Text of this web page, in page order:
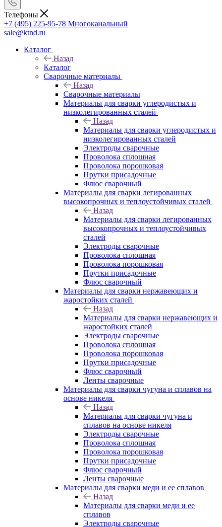
Телефоны
+7 (495) 225-95-78 Многоканальный
sale@ktnd.ru
Каталог
Назад
Каталог
Сварочные материалы
Назад
Сварочные материалы
Материалы для сварки углеродистых и
низколегированных сталей
Назад
Материалы для сварки углеродистых и
низколегированных сталей
Электроды сварочные
Проволока сплошная
Проволока порошковая
Прутки присадочные
Флюс сварочный
Материалы для сварки легированных
высокопрочных и теплоустойчивых сталей
Назад
Материалы для сварки легированных
высокопрочных и теплоустойчивых
сталей
Электроды сварочные
Проволока сплошная
Проволока порошковая
Прутки присадочные
Флюс сварочный
Материалы для сварки нержавеющих и
жаростойких сталей
Назад
Материалы для сварки нержавеющих и
жаростойких сталей
Электроды сварочные
Проволока сплошная
Проволока порошковая
Прутки присадочные
Флюс сварочный
Ленты сварочные
Материалы для сварки чугуна и сплавов на
основе никеля
Назад
Материалы для сварки чугуна и
сплавов на основе никеля
Электроды сварочные
Проволока сплошная
Проволока порошковая
Прутки присадочные
Флюс сварочный
Ленты сварочные
Материалы для сварки меди и ее сплавов
Назад
Материалы для сварки меди и ее
сплавов
Электроды сварочные